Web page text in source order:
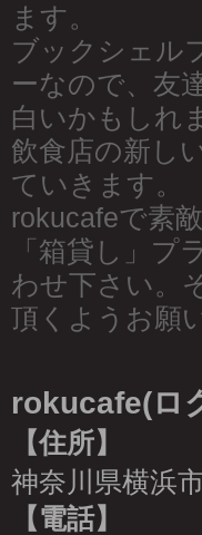
ます。
ブックシェル
ーなので、友
白いかもしれ
飲食店の新し
ていきます。
rokucafeで素
「箱貸し」
わせ下さい。
頂くようお願
rokucafe(ロ
【住所】
神奈川県横浜
【電話】